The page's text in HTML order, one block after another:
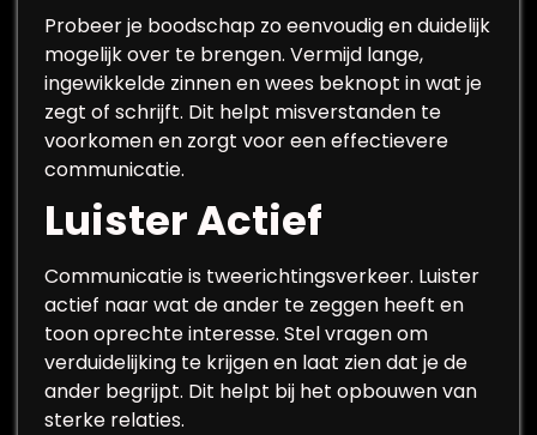
Probeer je boodschap zo eenvoudig en duidelijk
mogelijk over te brengen. Vermijd lange,
ingewikkelde zinnen en wees beknopt in wat je
zegt of schrijft. Dit helpt misverstanden te
voorkomen en zorgt voor een effectievere
communicatie.
Luister Actief
Communicatie is tweerichtingsverkeer. Luister
actief naar wat de ander te zeggen heeft en
toon oprechte interesse. Stel vragen om
verduidelijking te krijgen en laat zien dat je de
ander begrijpt. Dit helpt bij het opbouwen van
sterke relaties.